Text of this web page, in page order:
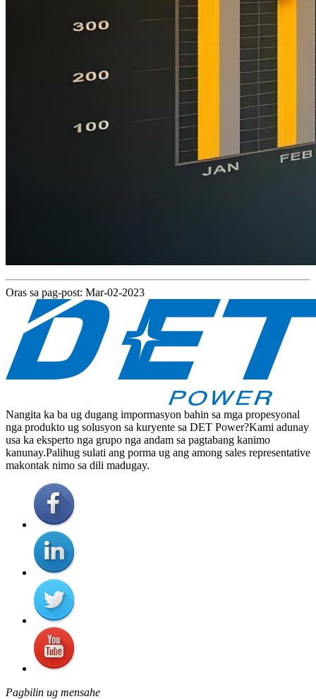
Oras sa pag-post: Mar-02-2023
Nangita ka ba ug dugang impormasyon bahin sa mga propesyonal
nga produkto ug solusyon sa kuryente sa DET Power?Kami adunay
usa ka eksperto nga grupo nga andam sa pagtabang kanimo
kanunay.Palihug sulati ang porma ug ang among sales representative
makontak nimo sa dili madugay.
Pagbilin ug mensahe